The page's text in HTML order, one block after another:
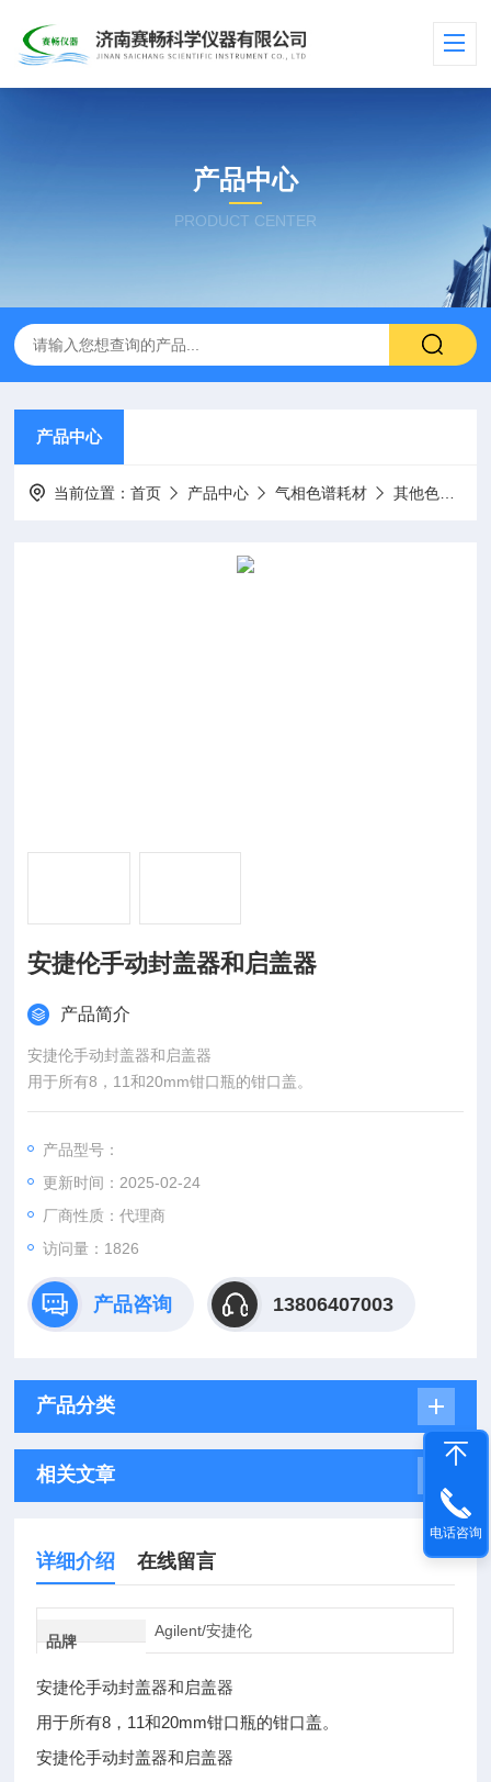
产品中心
PRODUCT CENTER
产品中心
当前位置：首页 产品中心 气相色谱耗材 其他色谱耗材
安捷伦手动封盖器和启盖器
产品简介
安捷伦手动封盖器和启盖器
用于所有8，11和20mm钳口瓶的钳口盖。
产品型号：
更新时间：2025-02-24
厂商性质：代理商
访问量：1826
产品咨询 13806407003
产品分类
相关文章
详细介绍 在线留言
品牌
Agilent/安捷伦
安捷伦手动封盖器和启盖器
用于所有8，11和20mm钳口瓶的钳口盖。
安捷伦手动封盖器和启盖器
电话咨询